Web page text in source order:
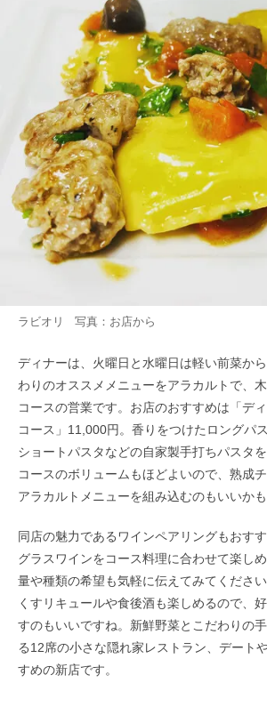
ラビオリ 写真：お店から
ディナーは、火曜日と水曜日は軽い前菜か
わりのオススメメニューをアラカルトで、
コースの営業です。お店のおすすめは「デ
コース」11,000円。香りをつけたロングパ
ショートパスタなどの自家製手打ちパスタを
コースのボリュームもほどよいので、熟成
アラカルトメニューを組み込むのもいいかも
同店の魅力であるワインペアリングもおす
グラスワインをコース料理に合わせて楽し
量や種類の希望も気軽に伝えてみてくださ
くすリキュールや食後酒も楽しめるので、
すのもいいですね。新鮮野菜とこだわりの
る12席の小さな隠れ家レストラン、デート
すめの新店です。